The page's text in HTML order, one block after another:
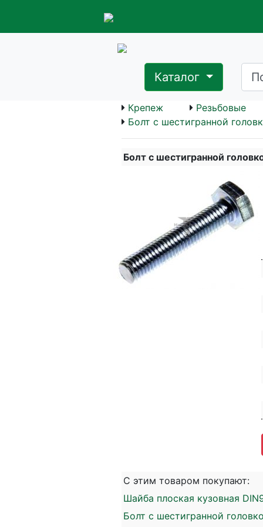
Каталог
Крепеж
Резьбовые
Болт с шестигранной
Болт с шестигранной
С этим товаром покупают:
Шайба плоская кузовная
Болт с шестигранной